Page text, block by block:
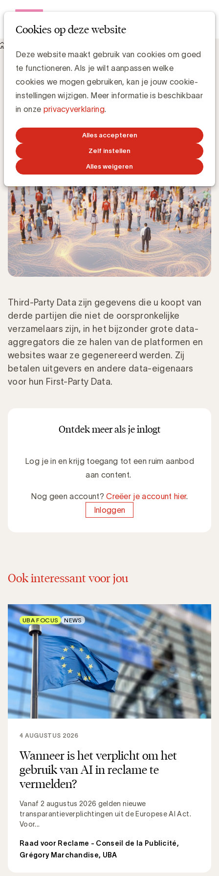
Cookies op deze website
Deze website maakt gebruik van cookies om goed
te functioneren. Als je wilt aanpassen welke
cookies we mogen gebruiken, kan je jouw cookie-
instellingen wijzigen. Meer informatie is beschikbaar
in onze privacyverklaring.
Alles accepteren
Zelf instellen
Alles weigeren
Wat zijn Third Party Data?
Grégory Marchandise, UBA
Domain lead Data & Technology and Content
28 JUNI 2021
Third-Party Data zijn gegevens die u koopt van
derde partijen die niet de oorspronkelijke
verzamelaars zijn, in het bijzonder grote data-
aggregators die ze halen van de platformen en
websites waar ze gegenereerd werden. Zij
betalen uitgevers en andere data-eigenaars
voor hun First-Party Data.
Ontdek meer als je inlogt
Log je in en krijg toegang tot een ruim aanbod
aan content.
Nog geen account?Creëer je account hier.
Inloggen
Ook interessant voor jou
Wanneer is het verplicht om het
gebruik van AI in reclame te
vermelden?
Vanaf 2 augustus 2026 gelden nieuwe
transparantieverplichtingen uit de Europese AI Act.
Voor...
4 AUGUSTUS 2026
Raad voor Reclame - Conseil de la Publicité,
Grégory Marchandise, UBA
UBA FOCUS NEWS